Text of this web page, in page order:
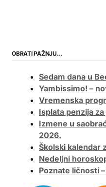
OBRATI PAŽNJU…
Sedam dana u
Yambissimo! –
Vremenska
Isplata penzija
Izmene u
2026.
Školski kalendar
Nedeljni
Poznate ličnosti